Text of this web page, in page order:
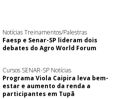
Notícias Treinamentos/Palestras
Faesp e Senar-SP lideram dois
debates do Agro World Forum
Cursos SENAR-SP Notícias
Programa Viola Caipira leva bem-
estar e aumento da renda a
participantes em Tupã